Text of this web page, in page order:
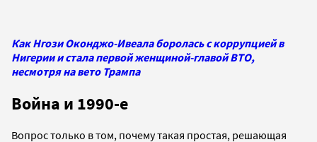
Как Нгози Оконджо-Ивеала боролась с коррупцией в
Нигерии и стала первой женщиной-главой ВТО,
несмотря на вето Трампа
Война и 1990-е
Вопрос только в том, почему такая простая, решающая